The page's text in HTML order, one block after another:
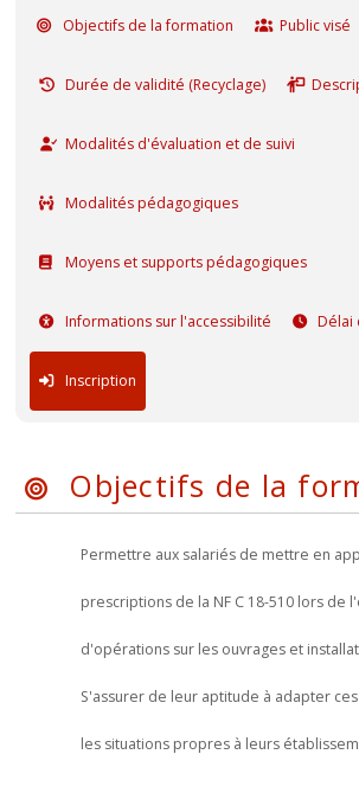
Objectifs de la formation Public visé
Durée de validité (Recyclage)
Modalités d'évaluation et de suivi
Modalités pédagogiques
Moyens et supports pédagogiques
Informations sur l'accessibilité Délai
Inscription
Objectifs de la
Permettre aux salariés de mettre en
prescriptions de la NF C 18-510 lors de
d'opérations sur les ouvrages et
S'assurer de leur aptitude à adapter
les situations propres à leurs